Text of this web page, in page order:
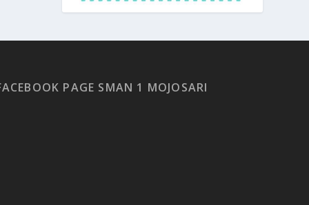
PAGE SMAN 1 MOJOSARI